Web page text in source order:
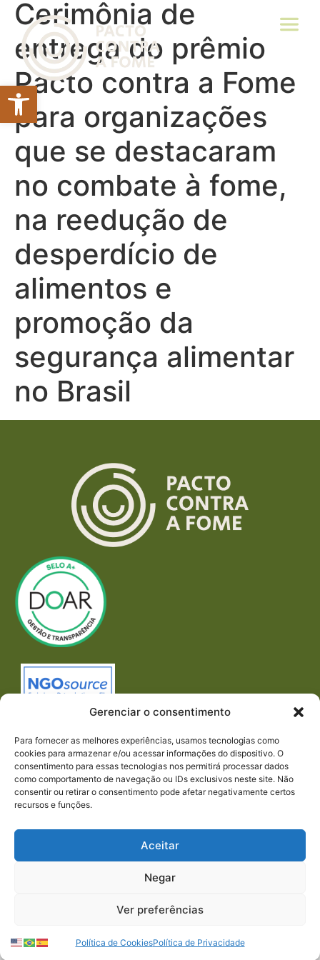
Abrir a barra de ferramentas
Gerenciar o consentimento
Para fornecer as melhores experiências, usamos tecnologias como
cookies para armazenar e/ou acessar informações do dispositivo. O
consentimento para essas tecnologias nos permitirá processar dados
como comportamento de navegação ou IDs exclusivos neste site. Não
consentir ou retirar o consentimento pode afetar negativamente certos
recursos e funções.
Aceitar
Negar
Ver preferências
Política de CookiesPolítica de Privacidade
Cerimônia de
entrega do prêmio
Pacto contra a Fome
para organizações
que se destacaram
no combate à fome,
na reedução de
desperdício de
alimentos e
promoção da
segurança alimentar
no Brasil
REDES SOCIAIS
DIREITOS RESERVADOS.